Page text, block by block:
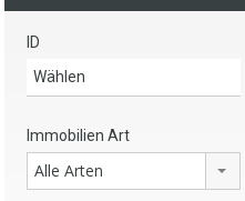
ID
Immobilien Art
Alle Arten